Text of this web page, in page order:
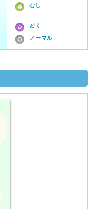
むし
どく
ノーマル